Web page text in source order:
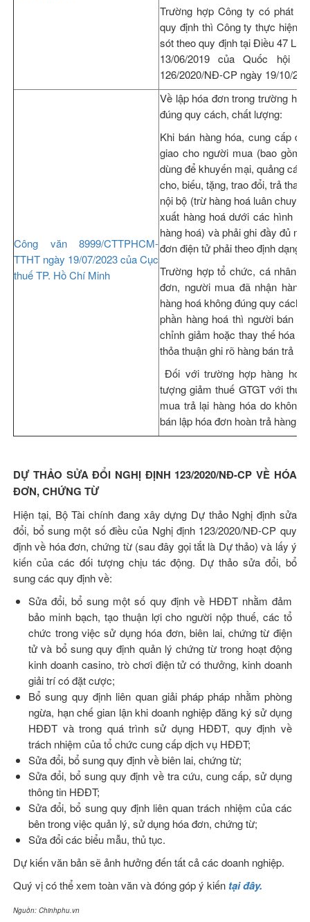
Trường hợp Công ty có phát
quy định thì Công ty thực hiện
sót theo quy định tại Điều 47
13/06/2019 của Quốc hội
126/2020/NĐ-CP ngày 19/10/
Công văn 8999/CTTPHCM-
TTHT ngày 19/07/2023 của Cục
thuế TP. Hồ Chí Minh
Về lập hóa đơn trong trường
đúng quy cách, chất lượng:
Khi bán hàng hóa, cung cấp
giao cho người mua (bao gồm
dùng để khuyến mại, quảng
cho, biếu, tặng, trao đổi, trả
nội bộ (trừ hàng hoá luân
xuất hàng hoá dưới các hình
hàng hoá) và phải ghi đầy đủ
đơn điện tử phải theo định dạng
Trường hợp tổ chức, cá nhân
đơn, người mua đã nhận
hàng hoá không đúng quy
phần hàng hoá thì người bán
chỉnh giảm hoặc thay thế hóa
thỏa thuận ghi rõ hàng bán trả lại.
Đối với trường hợp hàng hóa
tượng giảm thuế GTGT với
mua trả lại hàng hóa do
bán lập hóa đơn hoàn trả hàng
DỰ THẢO SỬA ĐỔI NGHỊ ĐỊNH 123/2020/NĐ-CP VỀ HÓA
ĐƠN, CHỨNG TỪ
Hiện tại, Bộ Tài chính đang xây dựng Dự thảo Nghị định sửa
đổi, bổ sung một số điều của Nghị định 123/2020/NĐ-CP quy
định về hóa đơn, chứng từ (sau đây gọi tắt là Dự thảo) và lấy ý
kiến của các đối tượng chịu tác động. Dự thảo sửa đổi, bổ
sung các quy định về:
Sửa đổi, bổ sung một số quy định về HĐĐT nhằm đảm
bảo minh bạch, tạo thuận lợi cho người nộp thuế, các tổ
chức trong việc sử dụng hóa đơn, biên lai, chứng từ điện
tử và bổ sung quy định quản lý chứng từ trong hoạt động
kinh doanh casino, trò chơi điện tử có thưởng, kinh doanh
giải trí có đặt cược;
Bổ sung quy định liên quan giải pháp pháp nhằm phòng
ngừa, hạn chế gian lận khi doanh nghiệp đăng ký sử dụng
HĐĐT và trong quá trình sử dụng HĐĐT, quy định về
trách nhiệm của tổ chức cung cấp dịch vụ HĐĐT;
Sửa đổi, bổ sung quy định về biên lai, chứng từ;
Sửa đổi, bổ sung quy định về tra cứu, cung cấp, sử dụng
thông tin HĐĐT;
Sửa đổi, bổ sung quy định liên quan trách nhiệm của các
bên trong việc quản lý, sử dụng hóa đơn, chứng từ;
Sửa đổi các biểu mẫu, thủ tục.
Dự kiến văn bản sẽ ảnh hưởng đến tất cả các doanh nghiệp.
Quý vị có thể xem toàn văn và đóng góp ý kiến tại đây.
Nguồn: Chinhphu.vn